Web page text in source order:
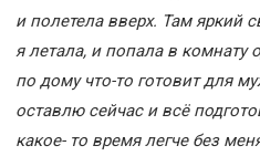
и полетела вверх. Там яркий
я летала, и попала в комнату
по дому что-то готовит для
оставлю сейчас и всё
какое- то время легче без